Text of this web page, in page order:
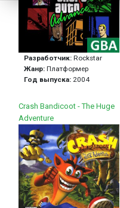
Разработчик: Rockstar
Жанр: Платформер
Год выпуска: 2004
Crash Bandicoot - The Huge
Adventure